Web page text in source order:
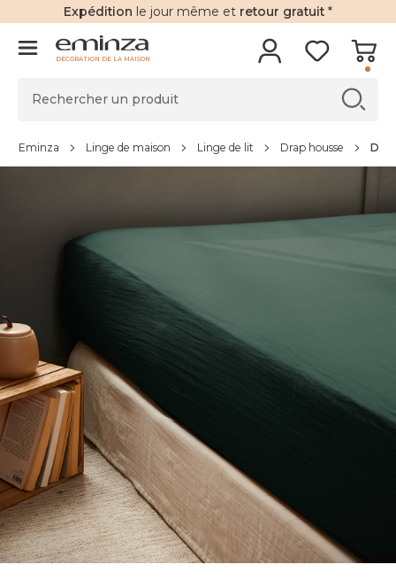
Expédition le jour même et retour gratuit *
DÉCORATION DE LA MAISON
Eminza Linge de maison Linge de lit Drap housse